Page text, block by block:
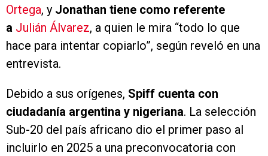
Ortega, y Jonathan tiene como referente
a Julián Álvarez, a quien le mira “todo lo que
hace para intentar copiarlo”, según reveló en una
entrevista.
Debido a sus orígenes, Spiff cuenta con
ciudadanía argentina y nigeriana. La selección
Sub-20 del país africano dio el primer paso al
incluirlo en 2025 a una preconvocatoria con